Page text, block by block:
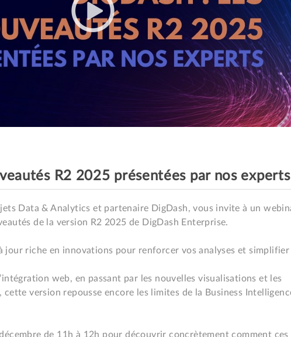
R2 2025 présentées par nos experts
Data & Analytics et partenaire DigDash, vous invite à un
de la version R2 2025 de DigDash Enterprise.
jour riche en innovations pour renforcer vos analyses et simplifier
web, en passant par les nouvelles visualisations et les
cette version repousse encore les limites de la Business
de 11h à 12h pour découvrir concrètement comment ces